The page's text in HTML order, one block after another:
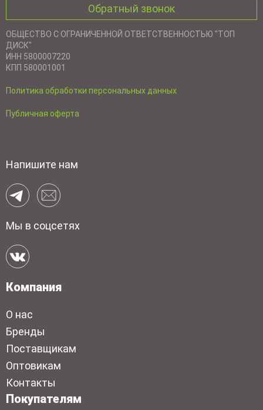
Обратный звонок
ОБЩЕСТВО С ОГРАНИЧЕННОЙ ОТВЕТСТВЕННОСТЬЮ "ТОП
ДИСК"
ИНН 5800007220
КПП 580001001
Политика обработки персональных данных
Публичная оферта
Напишите нам
Мы в соцсетях
Компания
О нас
Бренды
Поставщикам
Оптовикам
Контакты
Покупателям